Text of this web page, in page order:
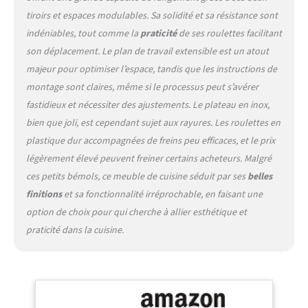
cuisine, bar à petit-
déjeuner, chariot de service
ou meuble de rangement
[MOBILITÉ AVEC STABILITÉ]:
Équipée de 4 roulettes
pivotantes à 360°, dont 2
avec freins, cette desserte à
roulettes se déplace
facilement et reste stable à
l’usage [MONTAGE FACILE
ET LIVRAISON SÉCURISÉE]:
Ce meuble de cuisine est
livré en 2 colis avec notice
de montage illustrée, ce qui
permet une installation
tiroirs et espaces modulables. Sa solidité et sa résistance sont
indéniables, tout comme lapraticitéde ses roulettes facilitant
son déplacement. Le plan de travail extensible est un atout
majeur pour optimiser l’espace, tandis que les instructions de
montage sont claires, même si le processus peut s’avérer
fastidieux et nécessiter des ajustements. Le plateau en inox,
bien que joli, est cependant sujet aux rayures. Les roulettes en
plastique dur accompagnées de freins peu efficaces, et le prix
légèrement élevé peuvent freiner certains acheteurs. Malgré
ces petits bémols, ce meuble de cuisine séduit par sesbelles
finitionset sa fonctionnalité irréprochable, en faisant une
option de choix pour qui cherche à allier esthétique et
praticité dans la cuisine.